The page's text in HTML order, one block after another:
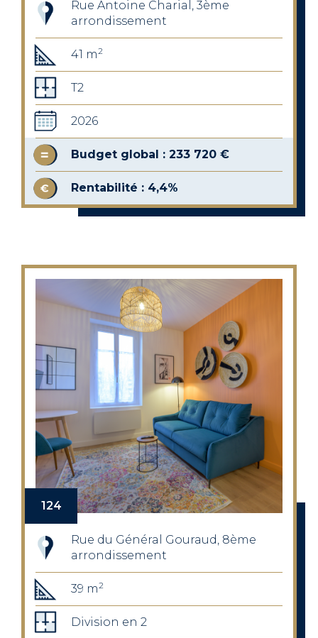
Rue Antoine Charial, 3ème
arrondissement
41 m2
T2
2026
Budget global : 233 720 €
Rentabilité : 4,4%
124
Rue du Général Gouraud, 8ème
arrondissement
39 m2
Division en 2